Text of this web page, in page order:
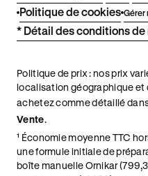
Politique de cookies Gérer
* Détail des conditions de
Politique de prix : nos prix
localisation géographique et
achetez comme détaillé
Vente.
¹ Économie moyenne TTC
une formule initiale de
boîte manuelle Ornikar